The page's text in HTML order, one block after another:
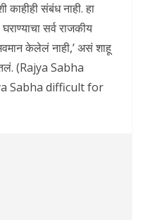
काहीही संबंध नाही. हा
सर्व राजकीय
केलेलं नाही,’ असं शाहू
(Rajya Sabha
Sabha difficult for